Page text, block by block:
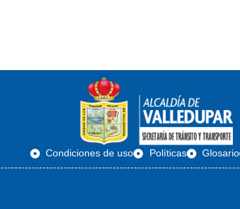
Condiciones de uso Políticas Glosario